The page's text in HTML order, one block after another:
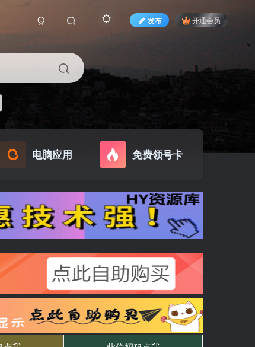
发布 开通会员
电脑应用 免费领号卡